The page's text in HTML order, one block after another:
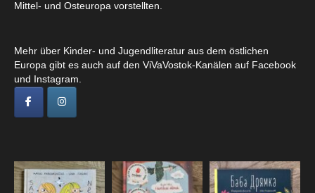
Mittel- und Osteuropa vorstellten.
Mehr über Kinder- und Jugendliteratur aus dem östlichen
Europa gibt es auch auf den ViVaVostok-Kanälen auf Facebook
und Instagram.